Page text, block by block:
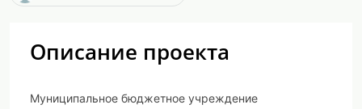
Описание проекта
Муниципальное бюджетное учреждение